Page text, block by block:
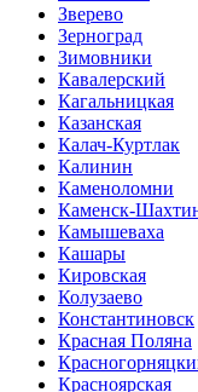
Зверево
Зерноград
Зимовники
Кавалерский
Кагальницкая
Казанская
Калач-Куртлак
Калинин
Каменоломни
Каменск-
Камышеваха
Кашары
Кировская
Колузаево
Константиновск
Красная Поляна
Красноярская